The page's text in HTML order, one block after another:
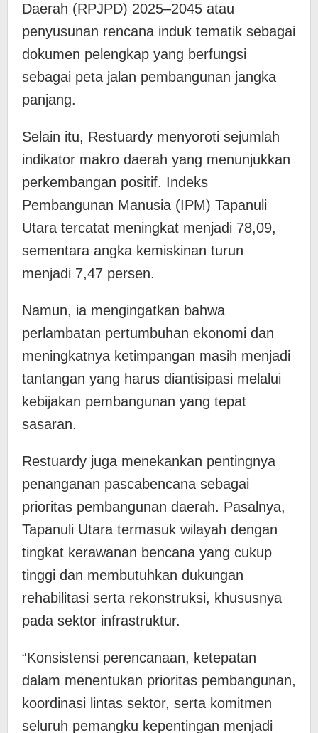
Daerah (RPJPD) 2025–2045 atau
penyusunan rencana induk tematik sebagai
dokumen pelengkap yang berfungsi
sebagai peta jalan pembangunan jangka
panjang.
Selain itu, Restuardy menyoroti sejumlah
indikator makro daerah yang menunjukkan
perkembangan positif. Indeks
Pembangunan Manusia (IPM) Tapanuli
Utara tercatat meningkat menjadi 78,09,
sementara angka kemiskinan turun
menjadi 7,47 persen.
Namun, ia mengingatkan bahwa
perlambatan pertumbuhan ekonomi dan
meningkatnya ketimpangan masih menjadi
tantangan yang harus diantisipasi melalui
kebijakan pembangunan yang tepat
sasaran.
Restuardy juga menekankan pentingnya
penanganan pascabencana sebagai
prioritas pembangunan daerah. Pasalnya,
Tapanuli Utara termasuk wilayah dengan
tingkat kerawanan bencana yang cukup
tinggi dan membutuhkan dukungan
rehabilitasi serta rekonstruksi, khususnya
pada sektor infrastruktur.
“Konsistensi perencanaan, ketepatan
dalam menentukan prioritas pembangunan,
koordinasi lintas sektor, serta komitmen
seluruh pemangku kepentingan menjadi